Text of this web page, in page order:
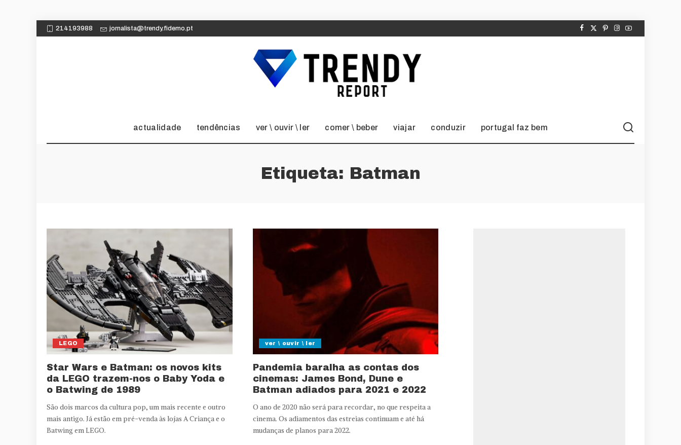
214193988 jornalista@trendy.fidemo.pt
actualidade tendências ver \ ouvir \ ler comer \ beber viajar conduzir portugal faz bem
Etiqueta: Batman
LEGO
Star Wars e Batman: os novos kits
da LEGO trazem-nos o Baby Yoda e
o Batwing de 1989
São dois marcos da cultura pop, um mais recente e outro
mais antigo. Já estão em pré-venda às lojas A Criança e o
Batwing em LEGO.
ver \ ouvir \ ler
Pandemia baralha as contas dos
cinemas: James Bond, Dune e
Batman adiados para 2021 e 2022
O ano de 2020 não será para recordar, no que respeita a
cinema. Os adiamentos das estreias continuam e até há
mudanças de planos para 2022.